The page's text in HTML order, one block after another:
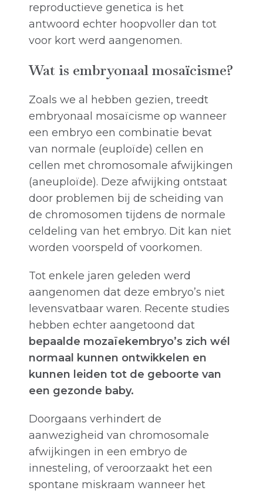
reproductieve genetica is het
antwoord echter hoopvoller dan tot
voor kort werd aangenomen.
Wat is embryonaal mosaïcisme?
Zoals we al hebben gezien, treedt
embryonaal mosaïcisme op wanneer
een embryo een combinatie bevat
van normale (euploïde) cellen en
cellen met chromosomale afwijkingen
(aneuploïde). Deze afwijking ontstaat
door problemen bij de scheiding van
de chromosomen tijdens de normale
celdeling van het embryo. Dit kan niet
worden voorspeld of voorkomen.
Tot enkele jaren geleden werd
aangenomen dat deze embryo’s niet
levensvatbaar waren. Recente studies
hebben echter aangetoond dat
bepaalde mozaïekembryo’s zich wél
normaal kunnen ontwikkelen en
kunnen leiden tot de geboorte van
een gezonde baby.
Doorgaans verhindert de
aanwezigheid van chromosomale
afwijkingen in een embryo de
innesteling, of veroorzaakt het een
spontane miskraam wanneer het